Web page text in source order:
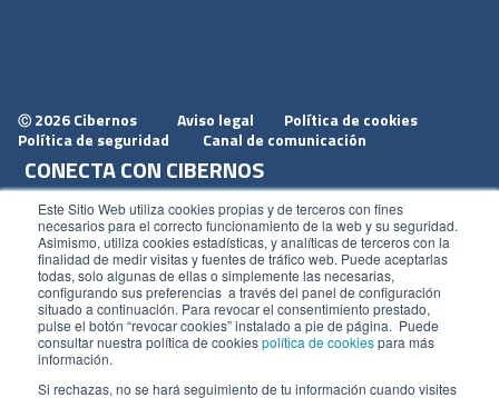
Este Sitio Web utiliza cookies propias y de terceros con fines
necesarios para el correcto funcionamiento de la web y su seguridad.
Asimismo, utiliza cookies estadísticas, y analíticas de terceros con la
finalidad de medir visitas y fuentes de tráfico web. Puede aceptarlas
todas, solo algunas de ellas o simplemente las necesarias,
configurando sus preferencias a través del panel de configuración
situado a continuación. Para revocar el consentimiento prestado,
pulse el botón “revocar cookies” instalado a pie de página. Puede
consultar nuestra política de cookiespolítica de cookiespara más
información.
Si rechazas, no se hará seguimiento de tu información cuando visites
Ⓒ 2026 Cibernos Aviso legal
Política de cookies
Política de seguridad
Canal de comunicación
CONECTA CON CIBERNOS
Únete a nosotros
Dónde estamos
Conoce nuestro blog
ACCESOS